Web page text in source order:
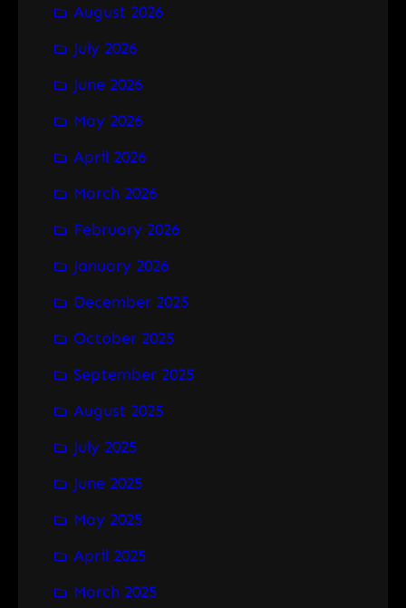
c
h
August 2026
July 2026
June 2026
May 2026
April 2026
March 2026
February 2026
January 2026
December 2025
October 2025
September 2025
August 2025
July 2025
June 2025
May 2025
April 2025
March 2025